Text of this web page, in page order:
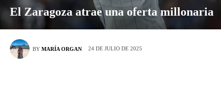
El Zaragoza atrae una oferta millonaria
BY MARÍA ORGAN 24 DE JULIO DE 2025